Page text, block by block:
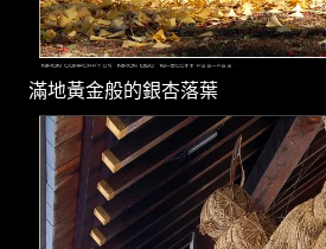
滿地黃金般的銀杏落葉